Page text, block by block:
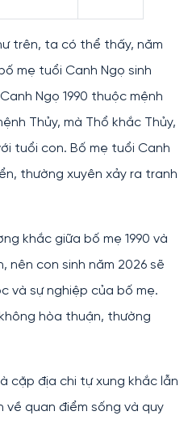
trên, ta có thể thấy, năm
mẹ tuổi Canh Ngọ sinh
Ngọ 1990 thuộc mệnh
Thủy, mà Thổ khắc Thủy,
tuổi con. Bố mẹ tuổi Canh
thường xuyên xảy ra tranh
khắc giữa bố mẹ 1990 và
nên con sinh năm 2026 sẽ
và sự nghiệp của bố mẹ.
hòa thuận, thường
cặp địa chi tự xung khắc lẫn
về quan điểm sống và quy